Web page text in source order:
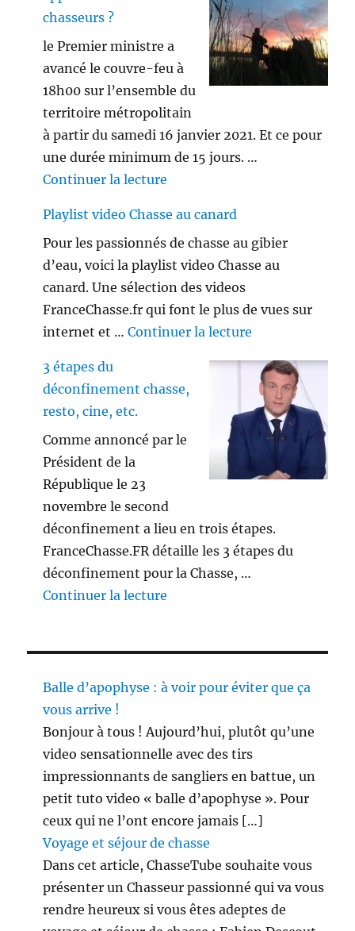
chasseurs ?
le Premier ministre a
avancé le couvre-feu à
18h00 sur l’ensemble du
territoire métropolitain
à partir du samedi 16 janvier 2021. Et ce pour
une durée minimum de 15 jours. …
Continuer la lecture
Playlist video Chasse au canard
Pour les passionnés de chasse au gibier
d’eau, voici la playlist video Chasse au
canard. Une sélection des videos
FranceChasse.fr qui font le plus de vues sur
internet et …Continuer la lecture
3 étapes du
déconfinement chasse,
resto, cine, etc.
Comme annoncé par le
Président de la
République le 23
novembre le second
déconfinement a lieu en trois étapes.
FranceChasse.FR détaille les 3 étapes du
déconfinement pour la Chasse, …
Continuer la lecture
Balle d’apophyse : à voir pour éviter que ça
vous arrive !
Bonjour à tous ! Aujourd’hui, plutôt qu’une
video sensationnelle avec des tirs
impressionnants de sangliers en battue, un
petit tuto video « balle d’apophyse ». Pour
ceux qui ne l’ont encore jamais […]
Voyage et séjour de chasse
Dans cet article, ChasseTube souhaite vous
présenter un Chasseur passionné qui va vous
rendre heureux si vous êtes adeptes de